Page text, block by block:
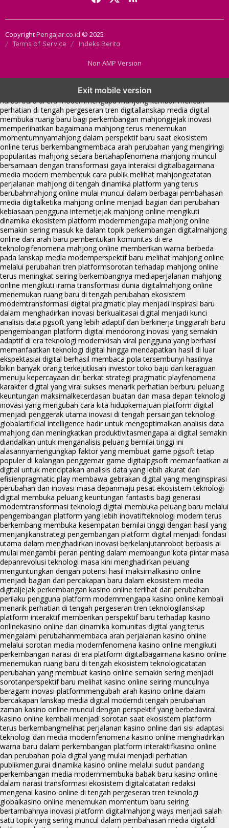
CopyrightPengajar.co.id © 2025
Terms of Service Indeks Berita
Non AMP Version
Exit mobile version
dari komunitas hingga platform mahjong membangun
narasi baru di era modernmengapa mahjong kembali mencuri
perhatian di tengah pergeseran tren digitallanskap media digital
membuka ruang baru bagi perkembangan mahjongjejak inovasi
memperlihatkan bagaimana mahjong terus menemukan
momentumnyamahjong dalam perspektif baru saat ekosistem
online terus berkembangmembaca arah perubahan yang mengiringi
popularitas mahjong secara bertahapfenomena mahjong muncul
bersamaan dengan transformasi gaya interaksi digitalbagaimana
media modern membentuk cara publik melihat mahjongcatatan
perjalanan mahjong di tengah dinamika platform yang terus
berubahmahjong online mulai muncul dalam berbagai pembahasan
media digitalketika mahjong online menjadi bagian dari perubahan
kebiasaan pengguna internetjejak mahjong online mengikuti
dinamika ekosistem platform modernmengapa mahjong online
semakin sering masuk ke dalam topik perkembangan digitalmahjong
online dan arah baru pembentukan komunitas di era
teknologifenomena mahjong online memberikan warna berbeda
pada lanskap media modernperspektif baru melihat mahjong online
melalui perubahan tren platformsorotan terhadap mahjong online
terus meningkat seiring berkembangnya mediaperjalanan mahjong
online mengikuti irama transformasi dunia digitalmahjong online
menemukan ruang baru di tengah perubahan ekosistem
moderntransformasi digital pragmatic play menjadi inspirasi baru
dalam menghadirkan inovasi berkualitasai digital menjadi kunci
analisis data pgsoft yang lebih adaptif dan berkinerja tinggiarah baru
pengembangan platform digital mendorong inovasi yang semakin
adaptif di era teknologi modernkisah viral pengguna yang berhasil
memanfaatkan teknologi digital hingga mendapatkan hasil di luar
ekspektasiai digital berhasil membaca pola tersembunyi hasilnya
bikin banyak orang terkejutkisah investor toko baju dari keraguan
menuju kepercayaan diri berkat strategi pragmatic playfenomena
karakter digital yang viral sukses menarik perhatian berburu peluang
keuntungan maksimalkecerdasan buatan dan masa depan teknologi
inovasi yang mengubah cara kita hidupkemajuan platform digital
menjadi penggerak utama inovasi di tengah persaingan teknologi
globalartificial intelligence hadir untuk mengoptimalkan analisis data
mahjong dan meningkatkan produktivitasmengapa ai digital semakin
diandalkan untuk menganalisis peluang bernilai tinggi ini
alasannyamengungkap faktor yang membuat game pgsoft tetap
populer di kalangan penggemar game digitalpgsoft memanfaatkan ai
digital untuk menciptakan analisis data yang lebih akurat dan
efisienpragmatic play membawa gebrakan digital yang menginspirasi
perubahan dan inovasi masa depanmaju pesat ekosistem teknologi
digital membuka peluang keuntungan fantastis bagi generasi
moderntransformasi teknologi digital membuka peluang baru melalui
pengembangan platform yang lebih inovatifteknologi modern terus
berkembang membuka kesempatan bernilai tinggi dengan hasil yang
menjanjikanstrategi pengembangan platform digital menjadi fondasi
utama dalam menghadirkan inovasi berkelanjutanrobot berbasis ai
mulai mengambil peran penting dalam membangun kota pintar masa
depanrevolusi teknologi masa kini menghadirkan peluang
menguntungkan dengan potensi hasil maksimalkasino online
menjadi bagian dari percakapan baru dalam ekosistem media
digitaljejak perkembangan kasino online terlihat dari perubahan
perilaku pengguna platform modernmengapa kasino online kembali
menarik perhatian di tengah pergeseran tren teknologilanskap
platform interaktif memberikan perspektif baru terhadap kasino
onlinekasino online dan dinamika komunitas digital yang terus
mengalami perubahanmembaca arah perjalanan kasino online
melalui sorotan media modernfenomena kasino online mengikuti
perkembangan narasi di era platform digitalbagaimana kasino online
menemukan ruang baru di tengah ekosistem teknologicatatan
perubahan yang membuat kasino online semakin sering menjadi
sorotanperspektif baru melihat kasino online seiring munculnya
beragam inovasi platformmengubah arah kasino online dalam
bercakapan lanskap media digital moderndi tengah perubahan
zaman kasino online muncul dengan perspektif yang berbedaviral
kasino online kembali menjadi sorotan saat ekosistem platform
terus berkembangmelihat perjalanan kasino online dari sisi adaptasi
teknologi dan media modernfenomena kasino online menghadirkan
warna baru dalam perkembangan platform interaktifkasino online
dan perubahan pola digital yang mulai menjadi perhatian
publikmengurai dinamika kasino online melalui sudut pandang
perkembangan media modernmembuka babak baru kasino online
dalam narasi transformasi ekosistem digitalcatatan redaksi
mengenai kasino online di tengah pergeseran tren teknologi
globalkasino online menemukan momentum baru seiring
bertambahnya inovasi platform digitalmahjong ways menjadi salah
satu topik yang sering muncul dalam pembahasan media digitaldi